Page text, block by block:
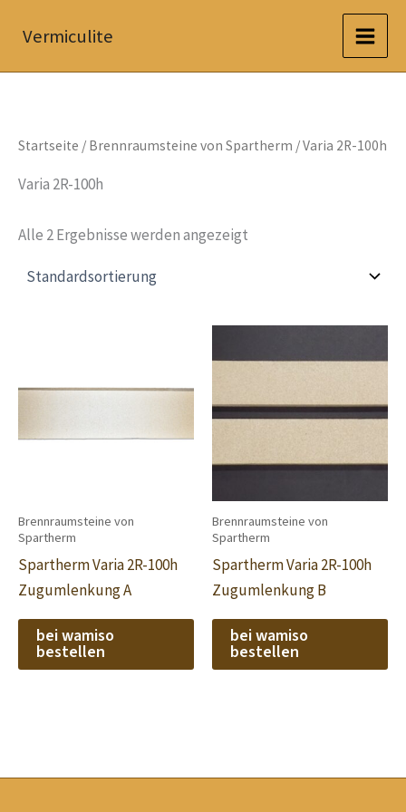
InhaltVermiculite
Startseite / Brennraumsteine von Spartherm / Varia 2R-100h
Varia 2R-100h
Alle 2 Ergebnisse werden angezeigt
Brennraumsteine von
Spartherm
Spartherm Varia 2R-100h
Zugumlenkung A
bei wamiso
bestellen
Brennraumsteine von
Spartherm
Spartherm Varia 2R-100h
Zugumlenkung B
bei wamiso
bestellen